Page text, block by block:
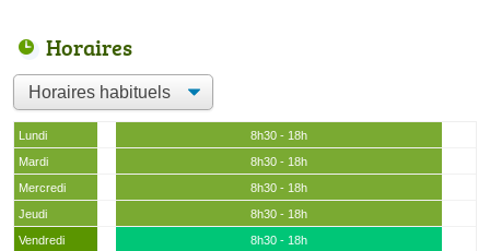
Horaires
Lundi
8h30 - 18h
Mardi
8h30 - 18h
Mercredi
8h30 - 18h
Jeudi
8h30 - 18h
Vendredi
8h30 - 18h